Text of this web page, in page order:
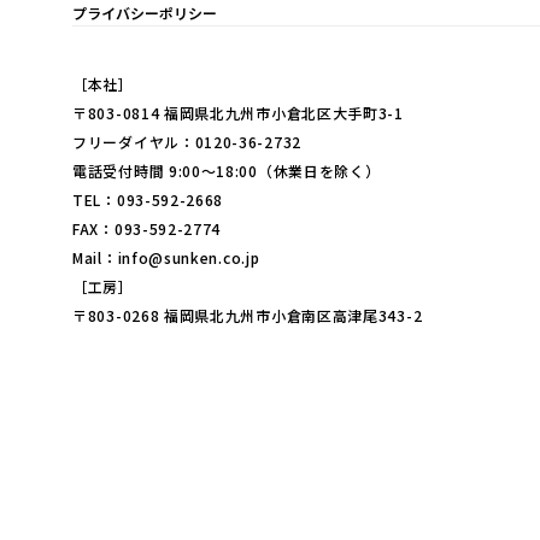
プライバシーポリシー
［本社］
〒803-0814 福岡県北九州市小倉北区大手町3-1
フリーダイヤル：0120-36-2732
電話受付時間 9:00～18:00（休業日を除く）
TEL：093-592-2668
FAX：093-592-2774
Mail：info@sunken.co.jp
［工房］
〒803-0268 福岡県北九州市小倉南区高津尾343-2